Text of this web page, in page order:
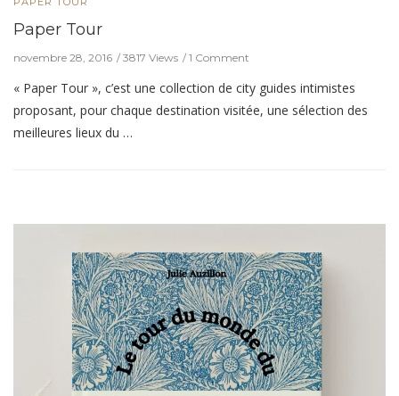
Paper Tour
novembre 28, 2016 3817 Views 1 Comment
« Paper Tour », c’est une collection de city guides intimistes
proposant, pour chaque destination visitée, une sélection des
meilleures lieux du …